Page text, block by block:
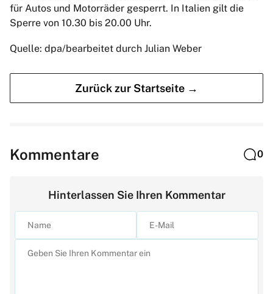
für Autos und Motorräder gesperrt. In Italien gilt die
Sperre von 10.30 bis 20.00 Uhr.
Quelle: dpa/bearbeitet durch Julian Weber
Zurück zur Startseite →
Kommentare 0
Hinterlassen Sie Ihren Kommentar